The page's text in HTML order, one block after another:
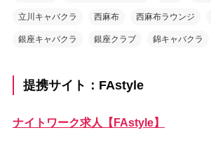
立川キャバクラ 西麻布 西麻布ラウンジ
銀座キャバクラ 銀座クラブ 錦キャバクラ
提携サイト：FAstyle
ナイトワーク求人【FAstyle】